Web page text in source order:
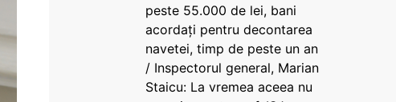
peste 55.000 de lei, bani
acordați pentru decontarea
navetei, timp de peste un an
/ Inspectorul general, Marian
Staicu: La vremea aceea nu